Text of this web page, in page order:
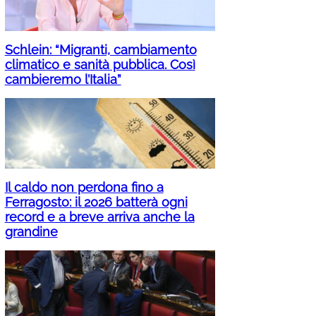
Schlein: “Migranti, cambiamento
climatico e sanità pubblica. Così
cambieremo l’Italia”
Il caldo non perdona fino a
Ferragosto: il 2026 batterà ogni
record e a breve arriva anche la
grandine